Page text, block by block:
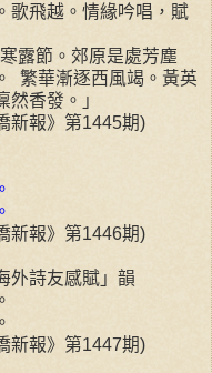
歌飛越。情緣吟唱，賦
露節。郊原是處芳塵
繁華漸逐西風竭。黃英
香發。」
新報》第1445期)
新報》第1446期)
外詩友感賦」韻
新報》第1447期)